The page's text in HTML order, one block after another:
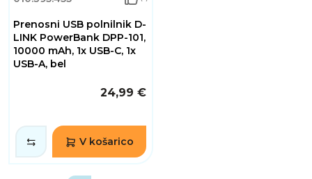
Prenosni USB polnilnik D-
LINK PowerBank DPP-101,
10000 mAh, 1x USB-C, 1x
USB-A, bel
24,99 €
V košarico